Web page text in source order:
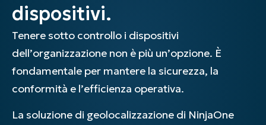
dispositivi.
Tenere sotto controllo i dispositivi
dell’organizzazione non è più un’opzione. È
fondamentale per mantere la sicurezza, la
conformità e l’efficienza operativa.
La soluzione di geolocalizzazione di NinjaOne